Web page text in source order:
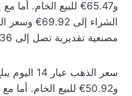
و65.47€ للبيع الخام.
مصنعية تقديرية تصل إلى 6.36€.
و50.92€ للبيع الخام.